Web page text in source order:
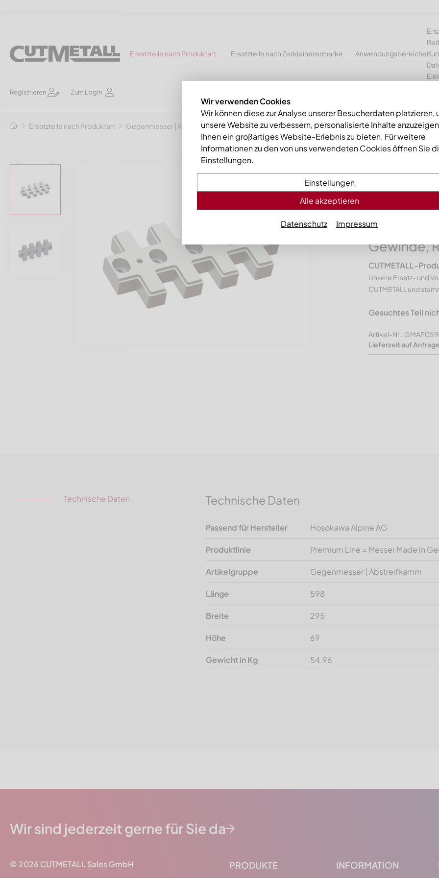
Ersatzteile nach Produktart Ersatzteile nach Zerkleinerermarke Anwendungsbereiche
Registrieren Zum Login
Ersatzteile nach Produktart Gegenmesser | Abstreifkämme Gegenmesser mitte 598x295x69, Premium Line, 5
Premium
Gewinde,
CUTMETALL-
Unsere Ersatz- und
CUTMETALL und
Gesuchtes Teil
Artikel-Nr.:
Lieferzeit auf Anfrage
Technische Daten Technische Daten
Passend für Hersteller Hosokawa Alpine AG
Produktlinie Premium Line = Messer Made in
Artikelgruppe Gegenmesser | Abstreifkamm
Länge 598
Breite 295
Höhe 69
Gewicht in Kg 54.96
Wir sind jederzeit gerne für Sie da
PRODUKTE INFORMATION
© 2026 CUTMETALL Sales GmbH
Wir verwenden Cookies
Wir können diese zur Analyse unserer Besucherdaten platzieren,
unsere Website zu verbessern, personalisierte Inhalte
Ihnen ein großartiges Website-Erlebnis zu bieten. Für weitere
Informationen zu den von uns verwendeten Cookies öffnen Sie
Einstellungen.
Einstellungen
Alle akzeptieren
Datenschutz Impressum